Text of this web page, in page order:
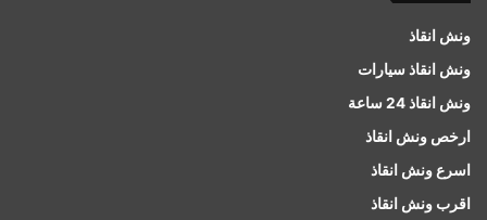
ونش انقاذ
ونش انقاذ سيارات
ونش انقاذ 24 ساعة
ارخص ونش انقاذ
اسرع ونش انقاذ
اقرب ونش انقاذ